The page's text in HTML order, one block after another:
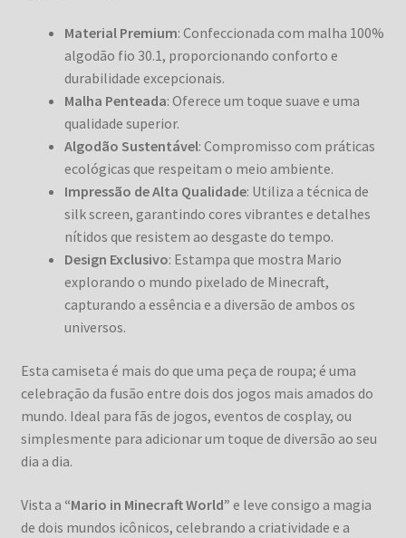
Material Premium: Confeccionada com malha 100%
algodão fio 30.1, proporcionando conforto e
durabilidade excepcionais.
Malha Penteada: Oferece um toque suave e uma
qualidade superior.
Algodão Sustentável: Compromisso com práticas
ecológicas que respeitam o meio ambiente.
Impressão de Alta Qualidade: Utiliza a técnica de
silk screen, garantindo cores vibrantes e detalhes
nítidos que resistem ao desgaste do tempo.
Design Exclusivo: Estampa que mostra Mario
explorando o mundo pixelado de Minecraft,
capturando a essência e a diversão de ambos os
universos.
Esta camiseta é mais do que uma peça de roupa; é uma
celebração da fusão entre dois dos jogos mais amados do
mundo. Ideal para fãs de jogos, eventos de cosplay, ou
simplesmente para adicionar um toque de diversão ao seu
dia a dia.
Vista a “Mario in Minecraft World” e leve consigo a magia
de dois mundos icônicos, celebrando a criatividade e a